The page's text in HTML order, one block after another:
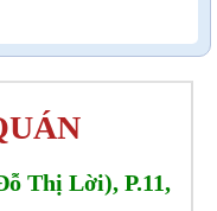
Thị Lời), P.11,